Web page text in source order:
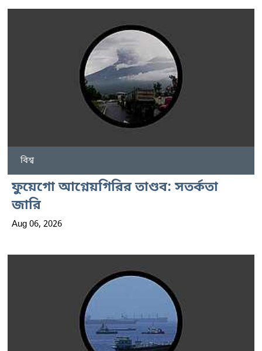
বিশ্ব
ফুয়েগো আগ্নেয়গিরির তাণ্ডব: সতর্কতা
জারি
Aug 06, 2026